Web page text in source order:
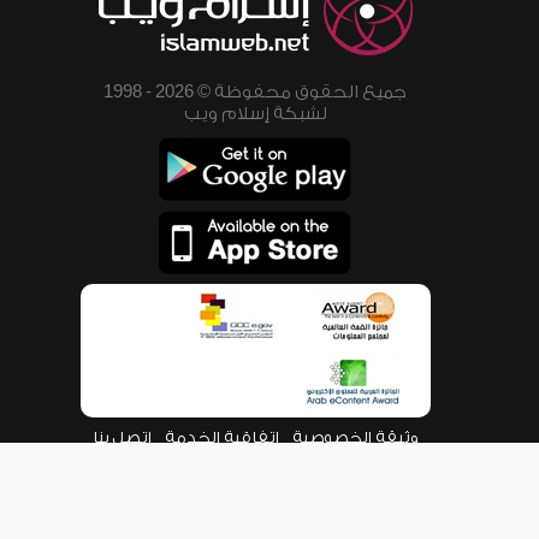
جميع الحقوق محفوظة © 2026 - 1998
لشبكة إسلام ويب
وثيقة الخصوصية اتفاقية الخدمة اتصل بنا